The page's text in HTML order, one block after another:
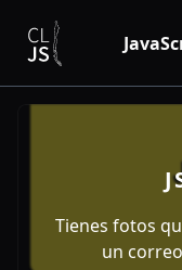
Tienes fotos
un